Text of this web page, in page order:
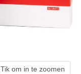
Tik om in te zoomen